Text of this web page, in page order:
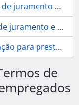
Administrador Interino
Administrador substituto
juramento de posse
de